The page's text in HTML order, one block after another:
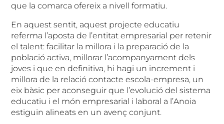
que la comarca ofereix a nivell formatiu.
En aquest sentit, aquest projecte educatiu
referma l’aposta de l’entitat empresarial per retenir
el talent: facilitar la millora i la preparació de la
població activa, millorar l’acompanyament dels
joves i que en definitiva, hi hagi un increment i
millora de la relació contacte escola-empresa, un
eix bàsic per aconseguir que l’evolució del sistema
educatiu i el món empresarial i laboral a l’Anoia
estiguin alineats en un avenç conjunt.